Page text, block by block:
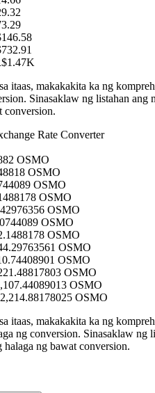
itaas, makakakita ka ng
Sinasaklaw ng listahan
conversion.
Rate Converter
OSMO
OSMO
OSMO
OSMO
OSMO
OSMO
OSMO
OSMO
OSMO
OSMO
OSMO
OSMO
itaas, makakakita ka ng
ng conversion. Sinasaklaw
halaga ng bawat conversion.